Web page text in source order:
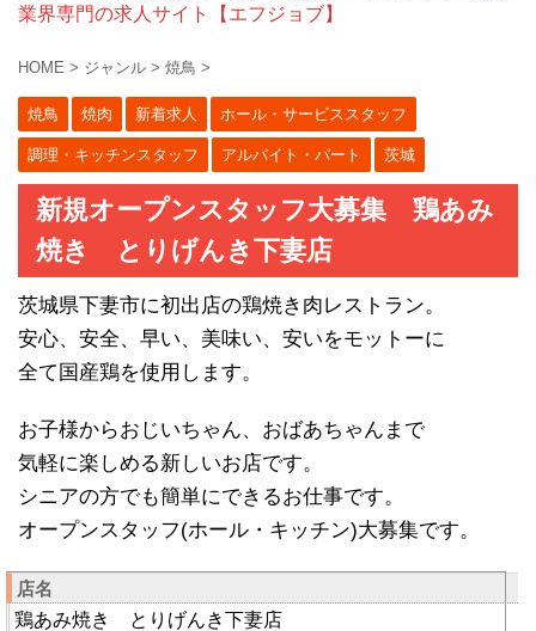
業界専門の求人サイト【エフジョブ】
HOME > ジャンル > 焼鳥 >
焼鳥 焼肉 新着求人 ホール・サービススタッフ
調理・キッチンスタッフ アルバイト・パート 茨城
新規オープンスタッフ大募集 鶏あみ
焼き とりげんき下妻店
茨城県下妻市に初出店の鶏焼き肉レストラン。
安心、安全、早い、美味い、安いをモットーに
全て国産鶏を使用します。
お子様からおじいちゃん、おばあちゃんまで
気軽に楽しめる新しいお店です。
シニアの方でも簡単にできるお仕事です。
オープンスタッフ(ホール・キッチン)大募集です。
店名
鶏あみ焼き とりげんき下妻店